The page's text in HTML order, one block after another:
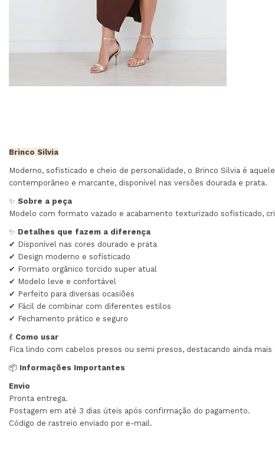
Brinco Silvia
Moderno, sofisticado e cheio de personalidade, o Brinco Silvia é
contemporâneo e marcante, disponível nas versões dourada e prata.
✨ Sobre a peça
Modelo com formato vazado e acabamento texturizado sofisticado,
✨ Detalhes que fazem a diferença
✔ Disponível nas cores dourado e prata
✔ Design moderno e sofisticado
✔ Formato orgânico torcido super atual
✔ Modelo leve e confortável
✔ Perfeito para diversas ocasiões
✔ Fácil de combinar com diferentes estilos
✔ Fechamento prático e seguro
💃 Como usar
Fica lindo com cabelos presos ou semi presos, destacando ainda
📦 Informações Importantes
Envio
Pronta entrega.
Postagem em até 3 dias úteis após confirmação do pagamento.
Código de rastreio enviado por e-mail.